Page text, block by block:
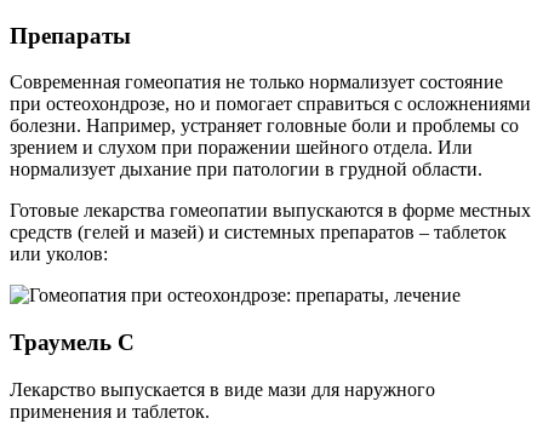
Препараты
Современная гомеопатия не только нормализует состояние
при остеохондрозе, но и помогает справиться с осложнениями
болезни. Например, устраняет головные боли и проблемы со
зрением и слухом при поражении шейного отдела. Или
нормализует дыхание при патологии в грудной области.
Готовые лекарства гомеопатии выпускаются в форме местных
средств (гелей и мазей) и системных препаратов – таблеток
или уколов:
Траумель С
Лекарство выпускается в виде мази для наружного
применения и таблеток.